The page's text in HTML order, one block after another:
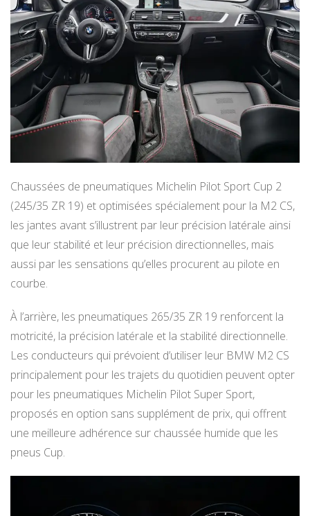
Chaussées de pneumatiques Michelin Pilot Sport Cup 2
(245/35 ZR 19) et optimisées spécialement pour la M2 CS,
les jantes avant s’illustrent par leur précision latérale ainsi
que leur stabilité et leur précision directionnelles, mais
aussi par les sensations qu’elles procurent au pilote en
courbe.
À l’arrière, les pneumatiques 265/35 ZR 19 renforcent la
motricité, la précision latérale et la stabilité directionnelle.
Les conducteurs qui prévoient d’utiliser leur BMW M2 CS
principalement pour les trajets du quotidien peuvent opter
pour les pneumatiques Michelin Pilot Super Sport,
proposés en option sans supplément de prix, qui offrent
une meilleure adhérence sur chaussée humide que les
pneus Cup.